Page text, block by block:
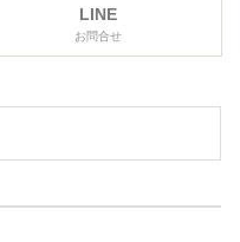
LINE
お問合せ